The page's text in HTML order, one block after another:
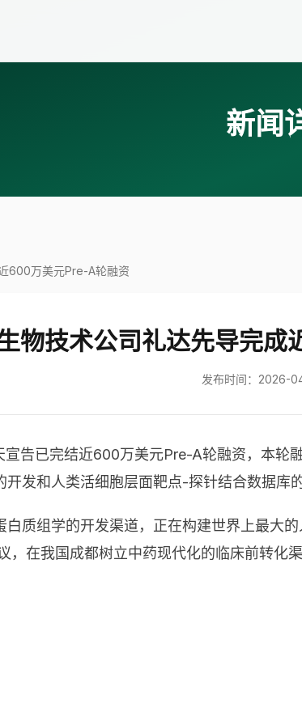
新闻
600万美元Pre-A轮融资
物技术公司礼达先导完
发布时间：2026-
宣告已完结近600万美元Pre-A轮融资，本
发和人类活细胞层面靶点-探针结合数据库的
白质组学的开发渠道，正在构建世界上最大
，在我国成都树立中药现代化的临床前转化渠